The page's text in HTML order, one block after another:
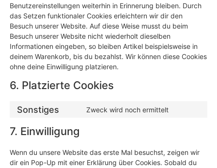
Benutzereinstellungen weiterhin in Erinnerung bleiben. Durch
das Setzen funktionaler Cookies erleichtern wir dir den
Besuch unserer Website. Auf diese Weise musst du beim
Besuch unserer Website nicht wiederholt dieselben
Informationen eingeben, so bleiben Artikel beispielsweise in
deinem Warenkorb, bis du bezahlst. Wir können diese Cookies
ohne deine Einwilligung platzieren.
6. Platzierte Cookies
Sonstiges Zweck wird noch ermittelt
7. Einwilligung
Wenn du unsere Website das erste Mal besuchst, zeigen wir
dir ein Pop-Up mit einer Erklärung über Cookies. Sobald du